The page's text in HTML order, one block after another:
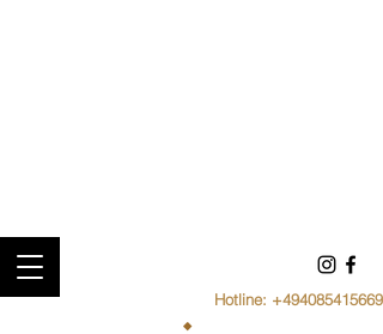
Hotline: +494085415669